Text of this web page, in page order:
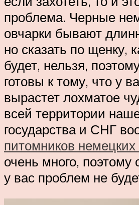
проблема. Черные
овчарки бывают
но сказать по щенку,
будет, нельзя,
готовы к тому, что у
вырастет лохматое
всей территории
государства и СНГ
питомников немецких
очень много,
у вас проблем не